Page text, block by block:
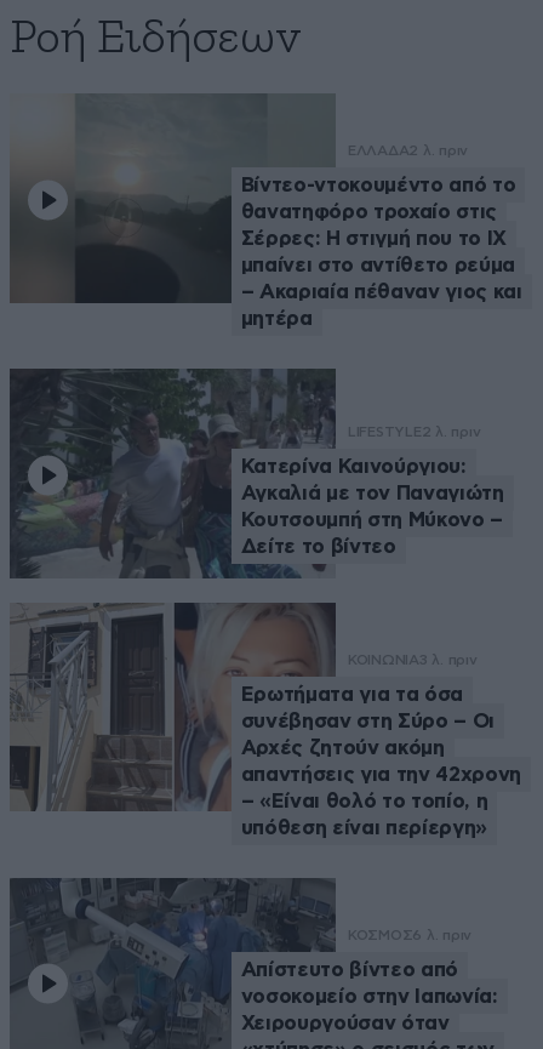
Ροή Ειδήσεων
ΕΛΛΑΔΑ2 λ. πριν
Βίντεο-ντοκουμέντο από το
θανατηφόρο τροχαίο στις
Σέρρες: Η στιγμή που το ΙΧ
μπαίνει στο αντίθετο ρεύμα
– Ακαριαία πέθαναν γιος και
μητέρα
LIFESTYLE2 λ. πριν
Κατερίνα Καινούργιου:
Αγκαλιά με τον Παναγιώτη
Κουτσουμπή στη Μύκονο –
Δείτε το βίντεο
ΚΟΙΝΩΝΙΑ3 λ. πριν
Ερωτήματα για τα όσα
συνέβησαν στη Σύρο – Οι
Αρχές ζητούν ακόμη
απαντήσεις για την 42χρονη
– «Είναι θολό το τοπίο, η
υπόθεση είναι περίεργη»
ΚΟΣΜΟΣ6 λ. πριν
Απίστευτο βίντεο από
νοσοκομείο στην Ιαπωνία:
Χειρουργούσαν όταν